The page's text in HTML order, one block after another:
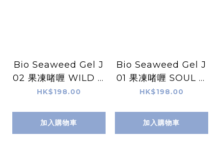
Bio Seaweed Gel J
02 果凍啫喱 WILD &
FREE 天然無毒Gel甲
HK$198.00
加入購物車
Bio Seaweed Gel J
01 果凍啫喱 SOUL O
N FIRE 天然無毒Gel
HK$198.00
加入購物車